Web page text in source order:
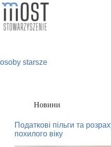
Перейти
змісту
osoby starsze
Новини
Податкові пільги та
похилого віку